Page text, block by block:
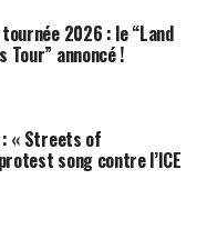
2026 : le “Land
Tour” annoncé !
« Streets of
song contre l’ICE